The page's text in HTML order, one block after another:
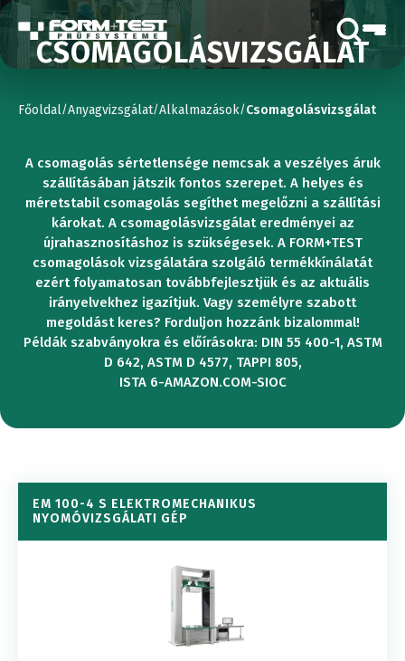
CSOMAGOLÁSVIZSGÁLAT
Főoldal/Anyagvizsgálat/Alkalmazások/Csomagolásvizsgálat
A csomagolás sértetlensége nemcsak a veszélyes áruk
szállításában játszik fontos szerepet. A helyes és
méretstabil csomagolás segíthet megelőzni a szállítási
károkat. A csomagolásvizsgálat eredményei az
újrahasznosításhoz is szükségesek. A FORM+TEST
csomagolások vizsgálatára szolgáló termékkínálatát
ezért folyamatosan továbbfejlesztjük és az aktuális
irányelvekhez igazítjuk. Vagy személyre szabott
megoldást keres? Forduljon hozzánk bizalommal!
Példák szabványokra és előírásokra: DIN 55 400-1, ASTM
D 642, ASTM D 4577, TAPPI 805,
ISTA 6-AMAZON.COM-SIOC
EM 100-4 S ELEKTROMECHANIKUS
NYOMÓVIZSGÁLATI GÉP